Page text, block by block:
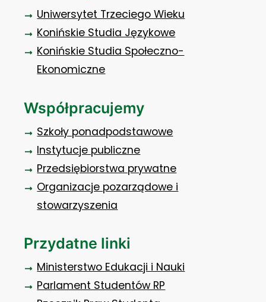
Uniwersytet Trzeciego Wieku
Konińskie Studia Językowe
Konińskie Studia Społeczno-
Ekonomiczne
Współpracujemy
Szkoły ponadpodstawowe
Instytucje publiczne
Przedsiębiorstwa prywatne
Organizacje pozarządowe i
stowarzyszenia
Przydatne linki
Ministerstwo Edukacji i Nauki
Parlament Studentów RP